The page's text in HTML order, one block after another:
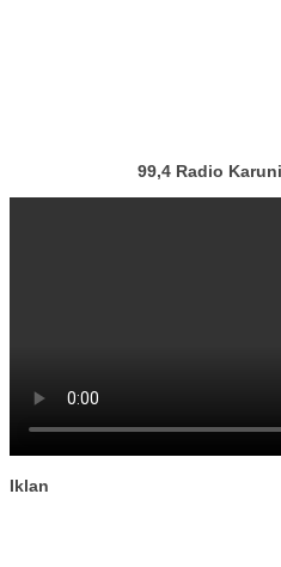
99,4 Radio
Iklan